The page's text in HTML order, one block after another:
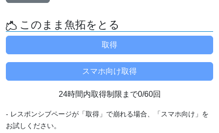
このまま魚拓をとる
24時間内取得制限まで0/60回
- レスポンシブページが「取得」で崩れる場合、「スマホ向け」を
お試しください。